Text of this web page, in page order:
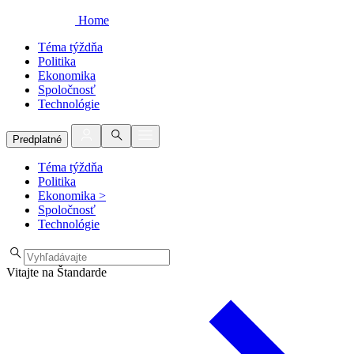
Home
Téma týždňa
Politika
Ekonomika
Spoločnosť
Technológie
Predplatné
Téma týždňa
Politika
Ekonomika >
Spoločnosť
Technológie
Vitajte na Štandarde